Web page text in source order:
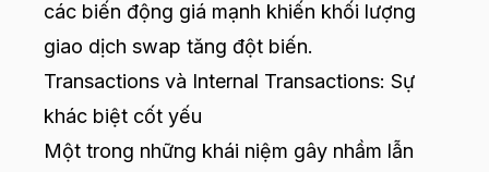
các biến động giá mạnh khiến khối lượng
giao dịch swap tăng đột biến.
Transactions và Internal Transactions: Sự
khác biệt cốt yếu
Một trong những khái niệm gây nhầm lẫn